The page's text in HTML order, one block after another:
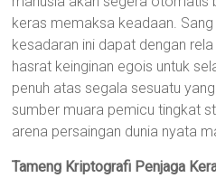
keras memaksa keadaan.
kesadaran ini dapat dengan
hasrat keinginan egois untuk
penuh atas segala sesuatu
sumber muara pemicu tingkat
arena persaingan dunia nyata
Tameng Kriptografi Penjaga